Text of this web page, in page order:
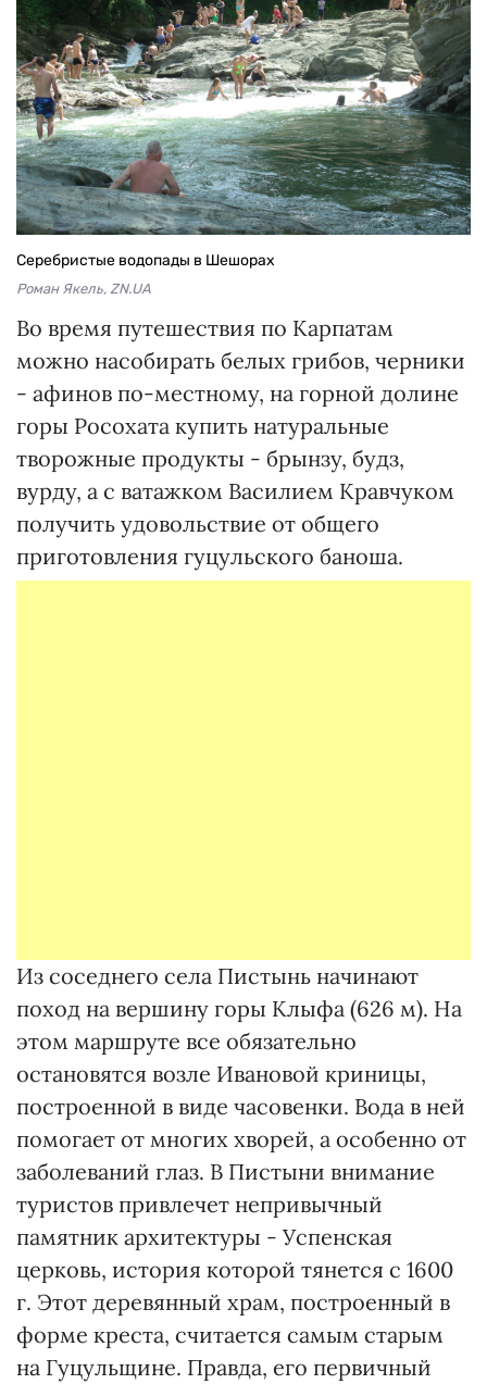
Серебристые водопады в Шешорах
Роман Якель, ZN.UA
Во время путешествия по Карпатам
можно насобирать белых грибов, черники
- афинов по-местному, на горной долине
горы Росохата купить натуральные
творожные продукты - брынзу, будз,
вурду, а с ватажком Василием Кравчуком
получить удовольствие от общего
приготовления гуцульского баноша.
Из соседнего села Пистынь начинают
поход на вершину горы Клыфа (626 м). На
этом маршруте все обязательно
остановятся возле Ивановой криницы,
построенной в виде часовенки. Вода в ней
помогает от многих хворей, а особенно от
заболеваний глаз. В Пистыни внимание
туристов привлечет непривычный
памятник архитектуры - Успенская
церковь, история которой тянется с 1600
г. Этот деревянный храм, построенный в
форме креста, считается самым старым
на Гуцульщине. Правда, его первичный